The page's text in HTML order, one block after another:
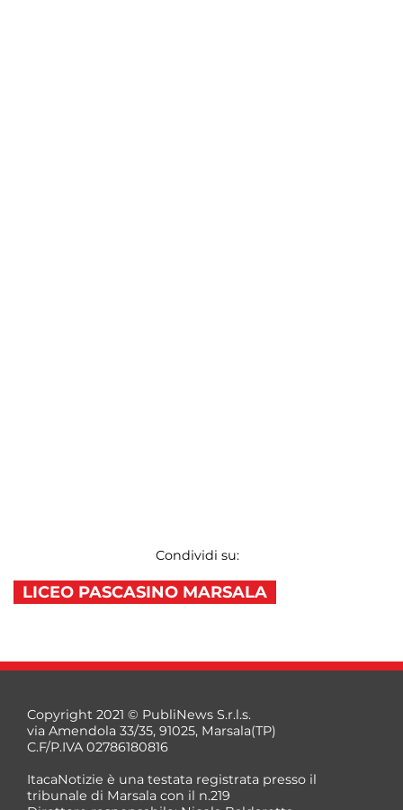
Condividi su:
LICEO PASCASINO MARSALA
Copyright 2021 © PubliNews S.r.l.s.
via Amendola 33/35, 91025, Marsala(TP)
C.F/P.IVA 02786180816
ItacaNotizie è una testata registrata presso il
tribunale di Marsala con il n.219